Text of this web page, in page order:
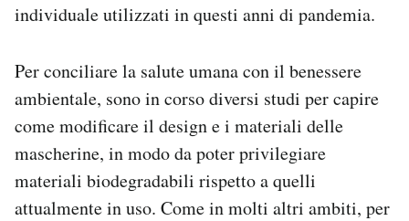
individuale utilizzati in questi anni di pandemia.
Per conciliare la salute umana con il benessere
ambientale, sono in corso diversi studi per capire
come modificare il design e i materiali delle
mascherine, in modo da poter privilegiare
materiali biodegradabili rispetto a quelli
attualmente in uso. Come in molti altri ambiti, per